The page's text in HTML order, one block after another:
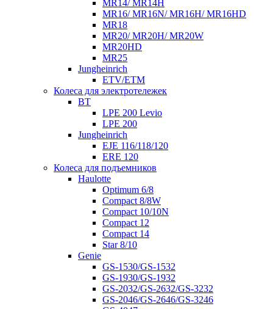
MR14/ MR14H
MR16/ MR16N/ MR16H/ MR16HD
MR18
MR20/ MR20H/ MR20W
MR20HD
MR25
Jungheinrich
ETV/ETM
Колеса для электротележек
BT
LPE 200 Levio
LPE 200
Jungheinrich
EJE 116/118/120
ERE 120
Колеса для подъемников
Haulotte
Optimum 6/8
Compact 8/8W
Compact 10/10N
Compact 12
Compact 14
Star 8/10
Genie
GS-1530/GS-1532
GS-1930/GS-1932
GS-2032/GS-2632/GS-3232
GS-2046/GS-2646/GS-3246